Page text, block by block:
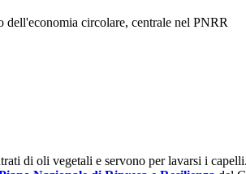
circolare, centrale nel PNRR
di oli vegetali e servono per lavarsi i